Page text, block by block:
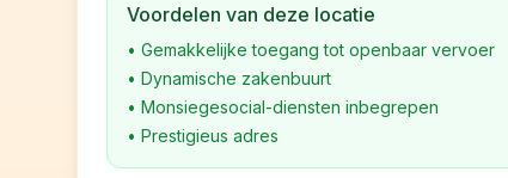
Voordelen van deze locatie
• Gemakkelijke toegang tot openbaar vervoer
• Dynamische zakenbuurt
• Monsiegesocial-diensten inbegrepen
• Prestigieus adres